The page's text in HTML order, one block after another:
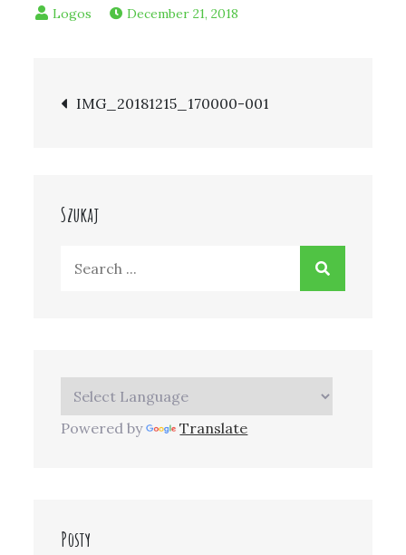
December 21, 2018
Post
IMG_20181215_170000-001
Szukaj
Powered by Translate
Posty